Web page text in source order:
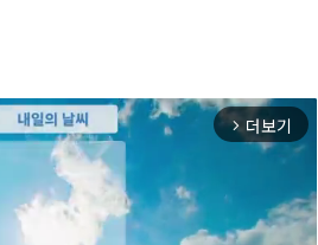
arrow_forward_ios 더보기